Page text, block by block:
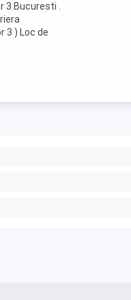
Bucuresti .
3 ) Loc de